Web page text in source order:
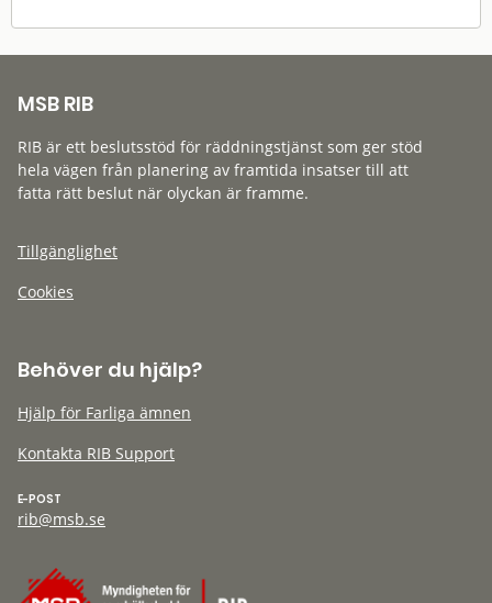
MSB RIB
RIB är ett beslutsstöd för räddningstjänst som ger stöd
hela vägen från planering av framtida insatser till att
fatta rätt beslut när olyckan är framme.
Tillgänglighet
Cookies
Behöver du hjälp?
Hjälp för Farliga ämnen
Kontakta RIB Support
E-POST
rib@msb.se